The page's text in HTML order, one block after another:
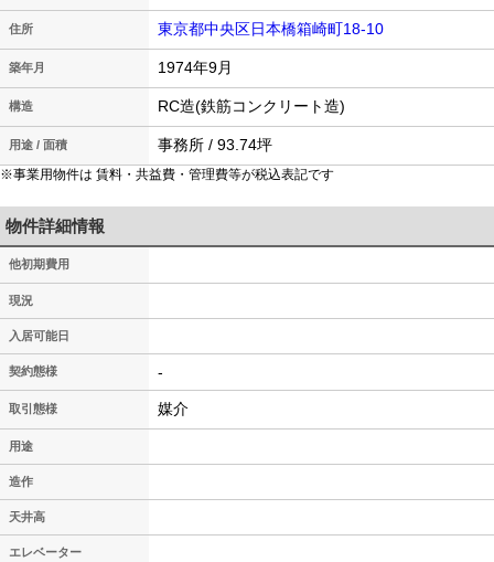
住所 東京都中央区日本橋箱崎町18-10
築年月 1974年9月
構造 RC造(鉄筋コンクリート造)
用途 / 面積 事務所 / 93.74坪
※事業用物件は 賃料・共益費・管理費等が税込表記です
物件詳細情報
他初期費用
現況
入居可能日
契約態様 -
取引態様 媒介
用途
造作
天井高
エレベーター